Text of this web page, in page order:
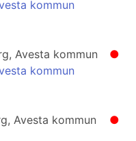
kommun
●
Avesta kommun
kommun
●
Avesta kommun